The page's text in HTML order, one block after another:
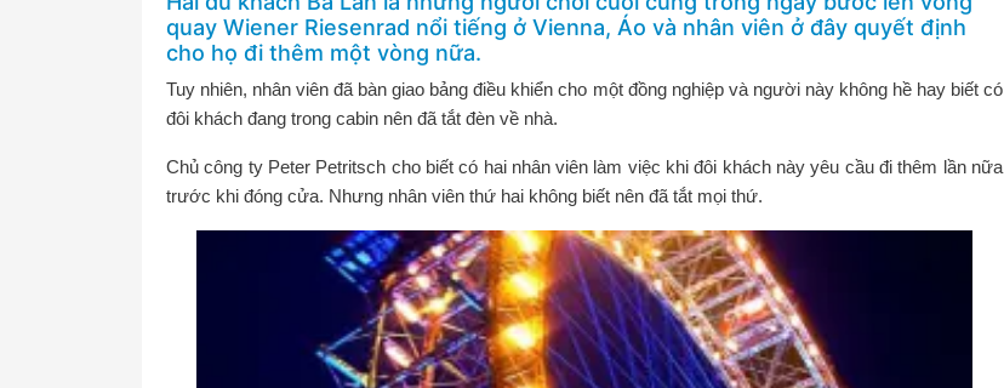
quay Wiener Riesenrad nổi tiếng ở Vienna, Áo và nhân viên ở đây quyết định
cho họ đi thêm một vòng nữa.
Tuy nhiên, nhân viên đã bàn giao bảng điều khiển cho một đồng nghiệp và người này không hề hay biết có
đôi khách đang trong cabin nên đã tắt đèn về nhà.
Chủ công ty Peter Petritsch cho biết có hai nhân viên làm việc khi đôi khách này yêu cầu đi thêm lần nữa
trước khi đóng cửa. Nhưng nhân viên thứ hai không biết nên đã tắt mọi thứ.